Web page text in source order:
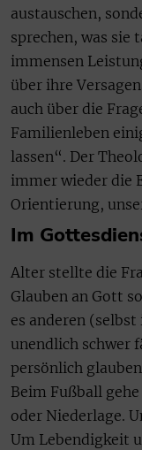
austauschen,
sprechen, was sie
immensen
über ihre
auch über die
Familienleben
lassen“. Der
immer wieder die
Orientierung,
Im
Alter stellte die
Glauben an Gott
es anderen
unendlich schwer
persönlich
Beim Fußball
oder Niederlage.
Um Lebendigkeit